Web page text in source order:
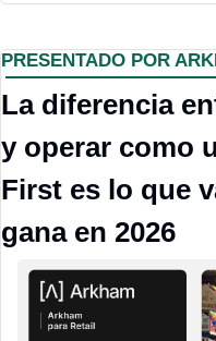
PRESENTADO POR
La diferencia
y operar como
First es lo que
gana en 2026